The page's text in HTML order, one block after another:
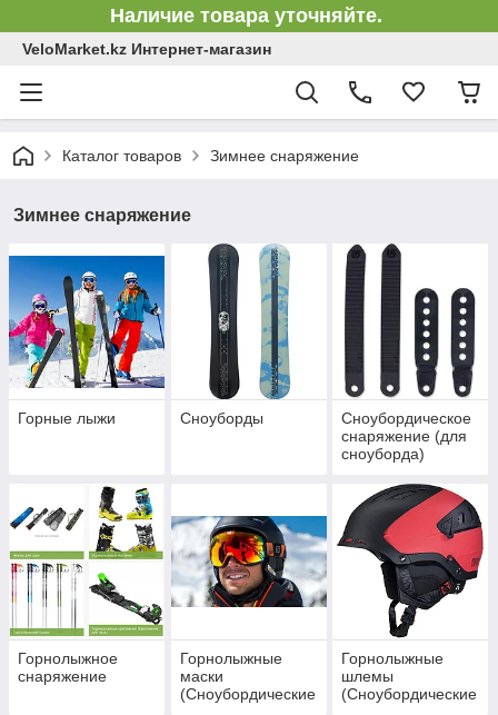
Наличие товара уточняйте.
VeloMarket.kz Интернет-магазин
Каталог товаров Зимнее снаряжение
Зимнее снаряжение
Горные лыжи Сноуборды
Сноубордическое
снаряжение (для
сноуборда)
Горнолыжное
снаряжение
Горнолыжные
маски
(Сноубордические
Горнолыжные
шлемы
(Сноубордические